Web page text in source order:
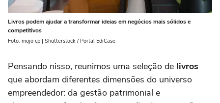
Livros podem ajudar a transformar ideias em negócios mais sólidos e
competitivos
Foto: mojo cp | Shutterstock / Portal EdiCase
Pensando nisso, reunimos uma seleção de livros
que abordam diferentes dimensões do universo
empreendedor: da gestão patrimonial e